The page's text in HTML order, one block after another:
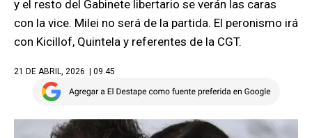
y el resto del Gabinete libertario se verán las caras
con la vice. Milei no será de la partida. El peronismo irá
con Kicillof, Quintela y referentes de la CGT.
21 DE ABRIL, 2026 | 09.45